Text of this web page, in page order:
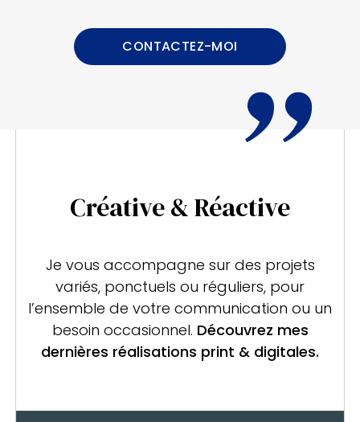
CONTACTEZ-MOI
Créative & Réactive
Je vous accompagne sur des projets
variés, ponctuels ou réguliers, pour
l’ensemble de votre communication ou un
besoin occasionnel. Découvrez mes
dernières réalisations print & digitales.